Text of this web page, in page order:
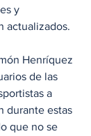
y
actualizados.
Henríquez
de las
a
durante estas
que no se